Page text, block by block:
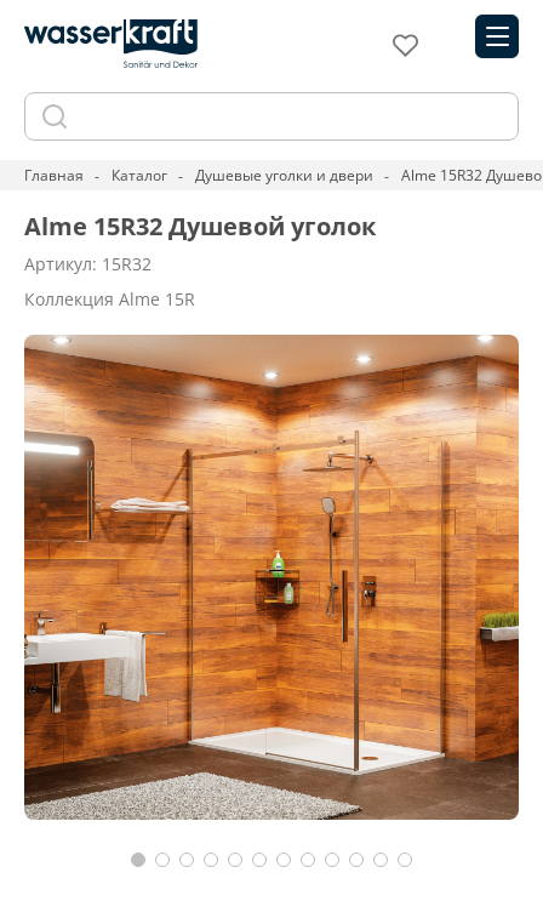
Главная Каталог Душевые уголки и двери Alme 15R32
Alme 15R32 Душевой уголок
Артикул: 15R32
Коллекция Alme 15R